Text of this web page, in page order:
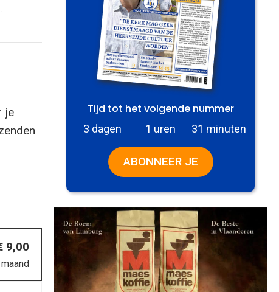
je
9,00
Tijd tot het volgende nummer
3 dagen 1 uren 31 minuten
ABONNEER JE